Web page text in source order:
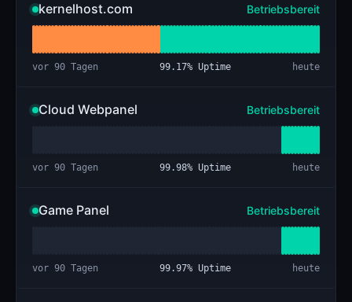
kernelhost.com Betriebsbereit
vor 90 Tagen 99.17% Uptime heute
Cloud Webpanel Betriebsbereit
vor 90 Tagen 99.98% Uptime heute
Game Panel Betriebsbereit
vor 90 Tagen 99.97% Uptime heute